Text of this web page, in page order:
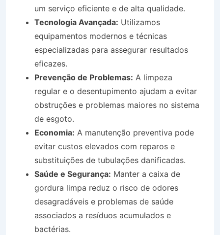
um serviço eficiente e de alta qualidade.
Tecnologia Avançada: Utilizamos
equipamentos modernos e técnicas
especializadas para assegurar resultados
eficazes.
Prevenção de Problemas: A limpeza
regular e o desentupimento ajudam a evitar
obstruções e problemas maiores no sistema
de esgoto.
Economia: A manutenção preventiva pode
evitar custos elevados com reparos e
substituições de tubulações danificadas.
Saúde e Segurança: Manter a caixa de
gordura limpa reduz o risco de odores
desagradáveis e problemas de saúde
associados a resíduos acumulados e
bactérias.